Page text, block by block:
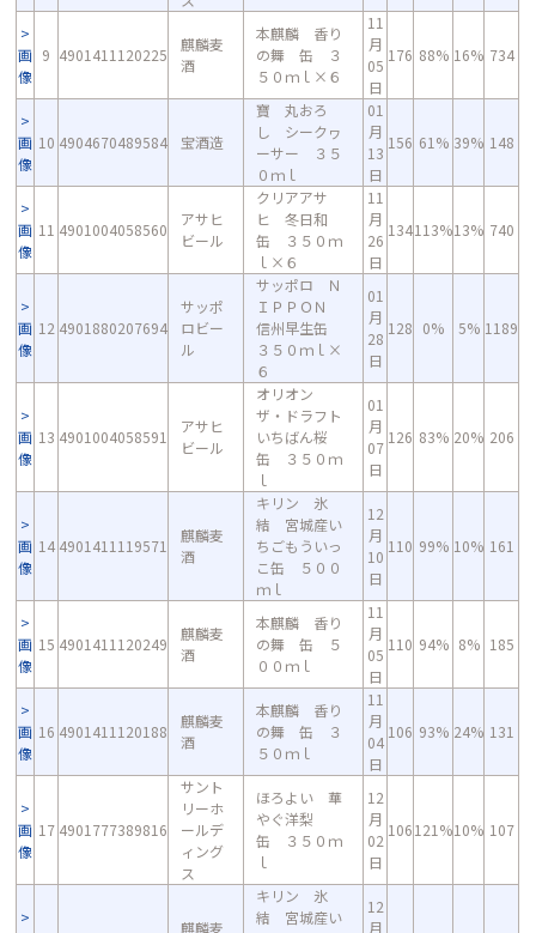
画
像
9 4901411120225
麒麟麦
酒
本麒麟 香り
の舞 缶 ３
５０ｍｌ×６
11
月
05
日
176 88% 16% 734
画
像
10 4904670489584 宝酒造
寶 丸おろ
し シークヮ
ーサー ３５
０ｍｌ
01
月
13
日
156 61% 39% 148
画
像
11 4901004058560
アサヒ
ビール
クリアアサ
ヒ 冬日和
缶 ３５０ｍ
ｌ×６
11
月
26
日
134113%13% 740
画
像
12 4901880207694
サッポ
ロビー
ル
サッポロ Ｎ
ＩＰＰＯＮ
信州早生缶
３５０ｍｌ×
６
01
月
28
日
128 0% 5% 1189
画
像
13 4901004058591
アサヒ
ビール
オリオン
ザ・ドラフト
いちばん桜
缶 ３５０ｍ
ｌ
01
月
07
日
126 83% 20% 206
画
像
14 4901411119571
麒麟麦
酒
キリン 氷
結 宮城産い
ちごもういっ
こ缶 ５００
ｍｌ
12
月
10
日
110 99% 10% 161
画
像
15 4901411120249
麒麟麦
酒
本麒麟 香り
の舞 缶 ５
００ｍｌ
11
月
05
日
110 94% 8% 185
画
像
16 4901411120188
麒麟麦
酒
本麒麟 香り
の舞 缶 ３
５０ｍｌ
11
月
04
日
106 93% 24% 131
画
像
17 4901777389816
サント
リーホ
ールデ
ィング
ス
ほろよい 華
やぐ洋梨
缶 ３５０ｍ
ｌ
12
月
02
日
106121%10% 107
麒麟麦
キリン 氷
結 宮城産い
12
月